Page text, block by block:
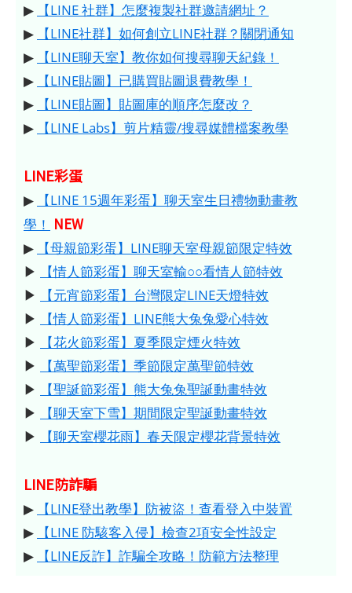
▶
【LINE 社群】怎麼複製社群邀請網址？
▶
【LINE社群】如何創立LINE社群？關閉通知
▶
【LINE聊天室】教你如何搜尋聊天紀錄！
▶
【LINE貼圖】已購買貼圖退費教學！
▶
【LINE貼圖】貼圖庫的順序怎麼改？
▶
【LINE Labs】剪片精靈/搜尋媒體檔案教學
LINE彩蛋
▶
【LINE 15週年彩蛋】聊天室生日禮物動畫教
學！ NEW
▶
【母親節彩蛋】LINE聊天室母親節限定特效
▶
【情人節彩蛋】聊天室輸○○看情人節特效
▶
【元宵節彩蛋】台灣限定LINE天燈特效
▶
【情人節彩蛋】LINE熊大兔兔愛心特效
▶
【花火節彩蛋】夏季限定煙火特效
▶
【萬聖節彩蛋】季節限定萬聖節特效
▶
【聖誕節彩蛋】熊大兔兔聖誕動畫特效
▶
【聊天室下雪】期間限定聖誕動畫特效
▶
【聊天室櫻花雨】春天限定櫻花背景特效
LINE防詐騙
▶
【LINE登出教學】防被盜！查看登入中裝置
▶
【LINE 防駭客入侵】檢查2項安全性設定
▶
【LINE反詐】詐騙全攻略！防範方法整理